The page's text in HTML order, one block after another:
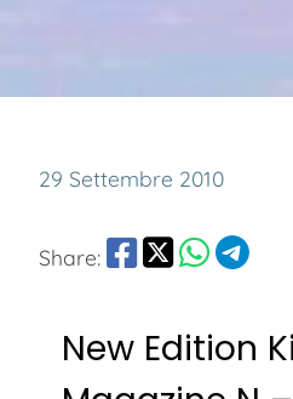
29 Settembre 2010
Share:
New Edition